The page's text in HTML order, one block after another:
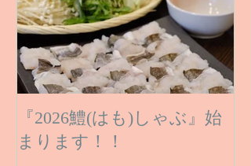
『2026鱧(はも)しゃぶ』始
まります！！